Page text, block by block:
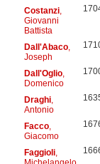
Costanzi,
Giovanni
Battista
Dall'Abaco,
Joseph
Dall'Oglio,
Domenico
Draghi,
Antonio
Facco,
Giacomo
Faggioli,